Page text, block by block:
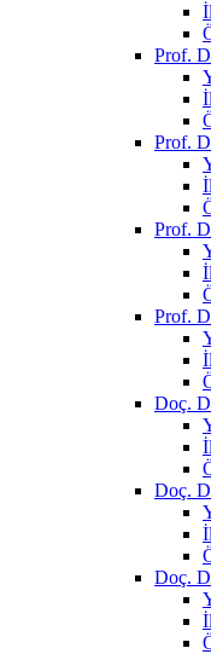
Prof.
Prof.
Prof.
Prof.
Doç.
Doç.
Doç.